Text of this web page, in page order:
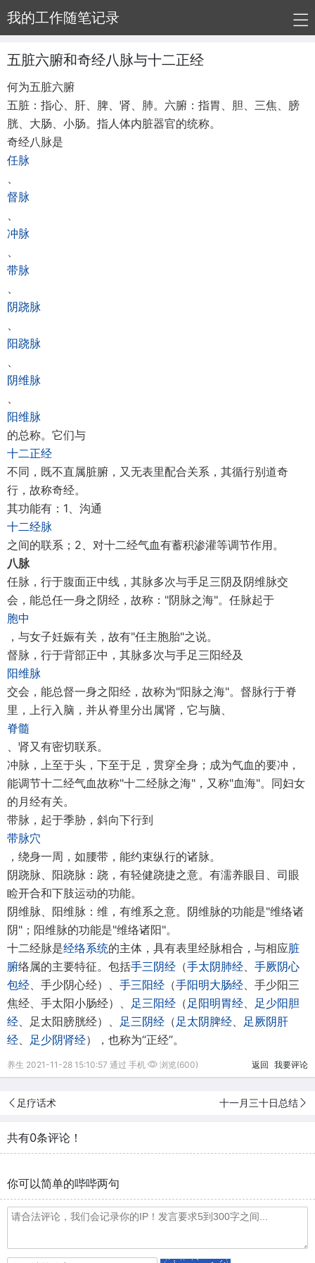
我的工作随笔记录
五脏六腑和奇经八脉与十二正经
何为五脏六腑
五脏：指心、肝、脾、肾、肺。六腑：指胃、胆、三焦、膀
胱、大肠、小肠。指人体内脏器官的统称。
奇经八脉是
任脉
、
督脉
、
冲脉
、
带脉
、
阴跷脉
、
阳跷脉
、
阴维脉
、
阳维脉
的总称。它们与
十二正经
不同，既不直属脏腑，又无表里配合关系，其循行别道奇
行，故称奇经。
其功能有：1、沟通
十二经脉
之间的联系；2、对十二经气血有蓄积渗灌等调节作用。
八脉
任脉，行于腹面正中线，其脉多次与手足三阴及阴维脉交
会，能总任一身之阴经，故称："阴脉之海"。任脉起于
胞中
，与女子妊娠有关，故有"任主胞胎"之说。
督脉，行于背部正中，其脉多次与手足三阳经及
阳维脉
交会，能总督一身之阳经，故称为"阳脉之海"。督脉行于脊
里，上行入脑，并从脊里分出属肾，它与脑、
脊髓
、肾又有密切联系。
冲脉，上至于头，下至于足，贯穿全身；成为气血的要冲，
能调节十二经气血故称"十二经脉之海"，又称"血海"。同妇女
的月经有关。
带脉，起于季胁，斜向下行到
带脉穴
，绕身一周，如腰带，能约束纵行的诸脉。
阴跷脉、阳跷脉：跷，有轻健跷捷之意。有濡养眼目、司眼
睑开合和下肢运动的功能。
阴维脉、阳维脉：维，有维系之意。阴维脉的功能是"维络诸
阴"；阳维脉的功能是"维络诸阳"。
十二经脉是经络系统的主体，具有表里经脉相合，与相应脏
腑络属的主要特征。包括手三阴经 （手太阴肺经、 手厥阴心
包经、手少阴心经）、 手三阳经 （手阳明大肠经、手少阳三
焦经、手太阳小肠经）、 足三阳经 （足阳明胃经、 足少阳胆
经、足太阳膀胱经）、 足三阴经 （足太阴脾经、 足厥阴肝
经、 足少阴肾经），也称为“正经”。
养生 2021-11-28 15:10:57 通过 手机 浏览(600) 返回 我要评论
足疗话术 十一月三十日总结
共有0条评论！
你可以简单的哔哔两句